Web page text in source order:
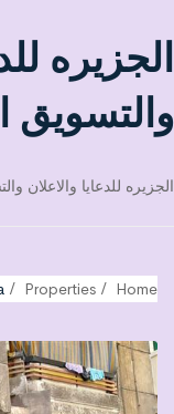
الجزيره
والتسويق
الجزيره للدعايا والاعلان
Home
Properties